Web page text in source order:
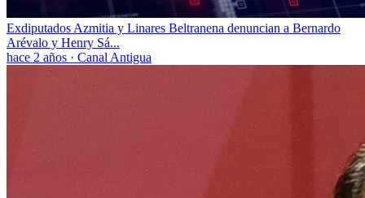
Exdiputados Azmitia y Linares Beltranena denuncian a Bernardo
Arévalo y Henry Sá...
hace 2 años · Canal Antigua